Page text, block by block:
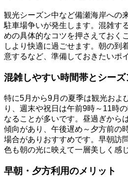
観光シーズン中など備瀬海岸への
駐車場争いが発生します。混雑す
めの具体的なコツを押さえておく
しより快適に過ごせます。朝の到
意するなど、準備しておきたいポ
混雑しやすい時間帯とシーズ
特に5月から9月の夏季は観光およ
り、週末や祝日は午前9時～11時
なることが多いです。昼過ぎから
傾向があり、午後遅め～夕方前の
場合がありおすすめです。早朝訪
色も朝の光に映えて一層美しく感
早朝・夕方利用のメリット